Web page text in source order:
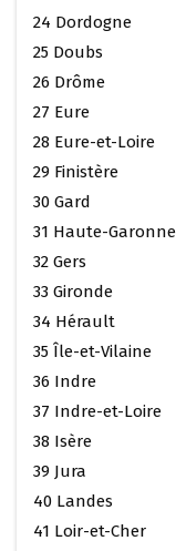
24 Dordogne
25 Doubs
26 Drôme
27 Eure
28 Eure-et-Loire
29 Finistère
30 Gard
31 Haute-Garonne
32 Gers
33 Gironde
34 Hérault
35 Île-et-Vilaine
36 Indre
37 Indre-et-Loire
38 Isère
39 Jura
40 Landes
41 Loir-et-Cher